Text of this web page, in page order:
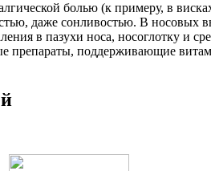
болью (к примеру, в
даже сонливостью. В носовых
в пазухи носа, носоглотку и
препараты, поддерживающие